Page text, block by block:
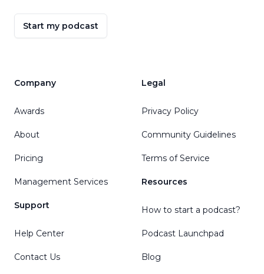
Start my podcast
Company
Awards
About
Pricing
Management Services
Support
Help Center
Contact Us
Legal
Privacy Policy
Community Guidelines
Terms of Service
Resources
How to start a podcast?
Podcast Launchpad
Blog